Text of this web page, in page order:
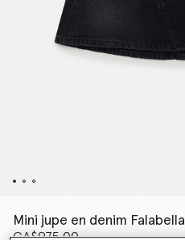
Mini jupe en denim Falabella